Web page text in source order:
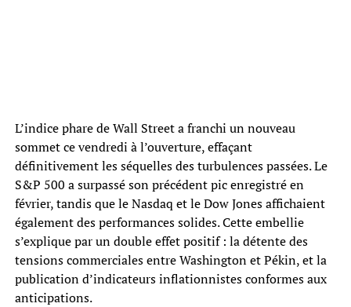
L’indice phare de Wall Street a franchi un nouveau
sommet ce vendredi à l’ouverture, effaçant
définitivement les séquelles des turbulences passées. Le
S&P 500 a surpassé son précédent pic enregistré en
février, tandis que le Nasdaq et le Dow Jones affichaient
également des performances solides. Cette embellie
s’explique par un double effet positif : la détente des
tensions commerciales entre Washington et Pékin, et la
publication d’indicateurs inflationnistes conformes aux
anticipations.